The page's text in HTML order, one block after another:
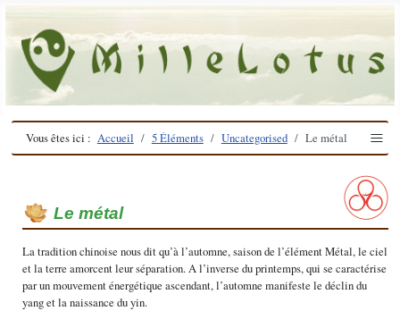
Vous êtes ici : Accueil 5 Éléments Uncategorised Le métal ≡
Le métal
La tradition chinoise nous dit qu’à l’automne, saison de l’élément Métal, le ciel
et la terre amorcent leur séparation. A l’inverse du printemps, qui se caractérise
par un mouvement énergétique ascendant, l’automne manifeste le déclin du
yang et la naissance du yin.